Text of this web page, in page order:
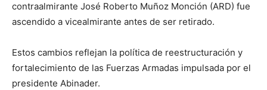
contraalmirante José Roberto Muñoz Monción (ARD) fue
ascendido a vicealmirante antes de ser retirado.
Estos cambios reflejan la política de reestructuración y
fortalecimiento de las Fuerzas Armadas impulsada por el
presidente Abinader.